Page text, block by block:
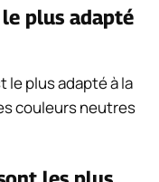
plus adapté
le plus adapté à la
couleurs neutres